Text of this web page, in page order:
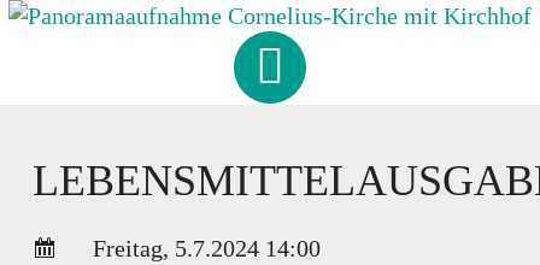
Skip
CORNELIUS
HAMBURG-FISCHBEK
Freitag, 5.7.2024 14:00